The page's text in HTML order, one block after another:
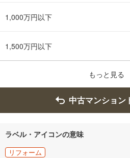
1,000万円以下
1,500万円以下
もっと見る
中古マンション
ラベル・アイコンの意味
リフォーム